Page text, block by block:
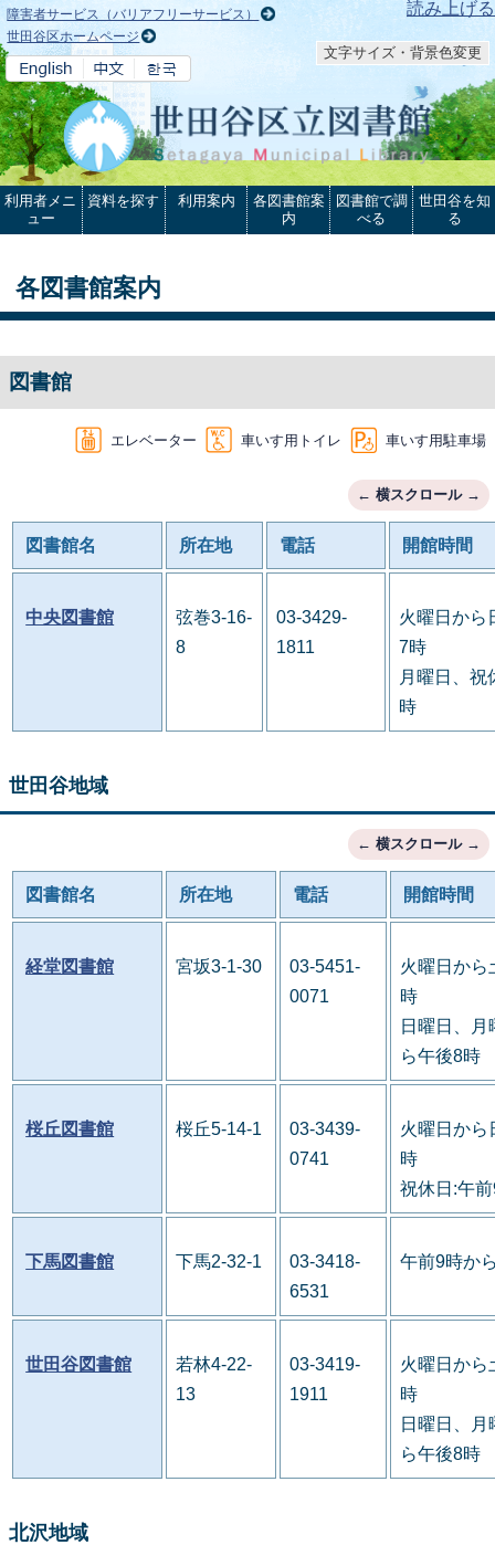
本文へ 読み上げる
障害者サービス（バリアフリーサービス）
世田谷区ホームページ
文字サイズ・背景色変更
利用者メニ
ュー
資料を探す 利用案内
各図書館案
内
図書館で調
べる
世田谷を知
る
各図書館案内
図書館
エレベーター 車いす用トイレ 車いす用駐車場
図書館名 所在地 電話 開館時間
中央図書館
弦巻3-16-
8
03-3429-
1811
火曜日から
7時
月曜日、祝
時
世田谷地域
図書館名 所在地 電話 開館時間
経堂図書館 宮坂3-1-30
03-5451-
0071
火曜日から
時
日曜日、
ら午後8時
桜丘図書館 桜丘5-14-1
03-3439-
0741
火曜日から
時
祝休日:午
下馬図書館 下馬2-32-1
03-3418-
6531
午前9時か
世田谷図書館
若林4-22-
13
03-3419-
1911
火曜日から
時
日曜日、
ら午後8時
北沢地域